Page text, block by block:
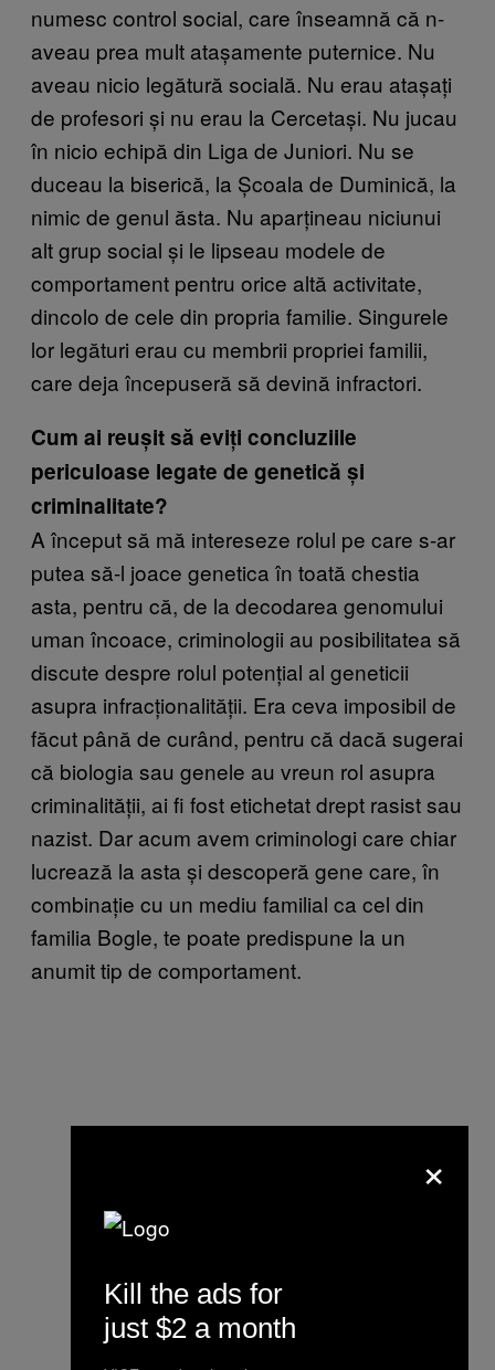
numesc control social, care înseamnă că n-
aveau prea mult atașamente puternice. Nu
aveau nicio legătură socială. Nu erau atașați
de profesori și nu erau la Cercetași. Nu jucau
în nicio echipă din Liga de Juniori. Nu se
duceau la biserică, la Școala de Duminică, la
nimic de genul ăsta. Nu aparțineau niciunui
alt grup social și le lipseau modele de
comportament pentru orice altă activitate,
dincolo de cele din propria familie. Singurele
lor legături erau cu membrii propriei familii,
care deja începuseră să devină infractori.
Cum ai reușit să eviți concluziile
periculoase legate de genetică și
criminalitate?
A început să mă intereseze rolul pe care s-ar
putea să-l joace genetica în toată chestia
asta, pentru că, de la decodarea genomului
uman încoace, criminologii au posibilitatea să
discute despre rolul potențial al geneticii
asupra infracționalității. Era ceva imposibil de
făcut până de curând, pentru că dacă sugerai
că biologia sau genele au vreun rol asupra
criminalității, ai fi fost etichetat drept rasist sau
nazist. Dar acum avem criminologi care chiar
lucrează la asta și descoperă gene care, în
combinație cu un mediu familial ca cel din
familia Bogle, te poate predispune la un
anumit tip de comportament.
×
Kill the ads for
just $2 a month